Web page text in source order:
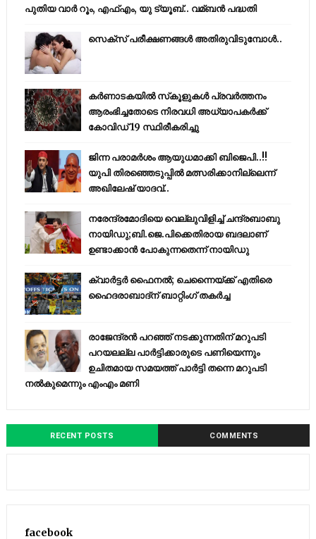
പുതിയ വാര്‍ റൂം, എഫ്‌എം, യു ട്യൂബ്.. വമ്ബന്‍ പദ്ധതി
സെക്സ് പരീക്ഷണങ്ങൾ അതിരുവിടുമ്പോൾ..
കര്‍ണാടകയില്‍ സ്‌കൂളുകള്‍ പ്രവര്‍ത്തനം
ആരംഭിച്ചതോടെ നിരവധി അധ്യാപകര്‍ക്ക്
കോവിഡ് 19 സ്ഥിരീകരിച്ചു
ജിന്ന പരാമര്‍ശം ആയുധമാക്കി ബിജെപി..!!
യുപി തിരഞ്ഞെടുപ്പില്‍ മത്സരിക്കാനില്ലെന്ന്
അഖിലേഷ് യാദവ്..
നരേന്ദ്രമോദിയെ വെല്ലുവിളിച്ച് ചന്ദ്രബാബു
നായിഡു;ബി.ജെ.പിക്കെതിരായ ബദലാണ്
ഉണ്ടാക്കാന്‍ പോകുന്നതെന്ന് നായിഡു
ക്വാർട്ടർ ഫൈനൽ; ചെന്നൈയ്ക്ക് എതിരെ
ഹൈദരാബാദ്ന് ബാറ്റിംഗ് തകർച്ച
രാജേന്ദ്രന്‍ പറഞ്ഞ് നടക്കുന്നതിന് മറുപടി
പറയലല്ല പാര്‍ട്ടിക്കാരുടെ പണിയെന്നും
ഉചിതമായ സമയത്ത് പാര്‍ട്ടി തന്നെ മറുപടി
നല്‍കുമെന്നും എംഎം മണി
RECENT POSTS COMMENTS
facebook